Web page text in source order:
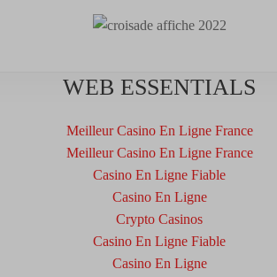
WEB ESSENTIALS
Meilleur Casino En Ligne France
Meilleur Casino En Ligne France
Casino En Ligne Fiable
Casino En Ligne
Crypto Casinos
Casino En Ligne Fiable
Casino En Ligne